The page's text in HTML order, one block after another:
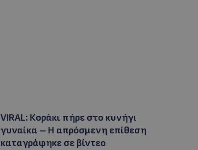
VIRAL: Κοράκι πήρε στο κυνήγι
γυναίκα – Η απρόσμενη επίθεση
καταγράφηκε σε βίντεο